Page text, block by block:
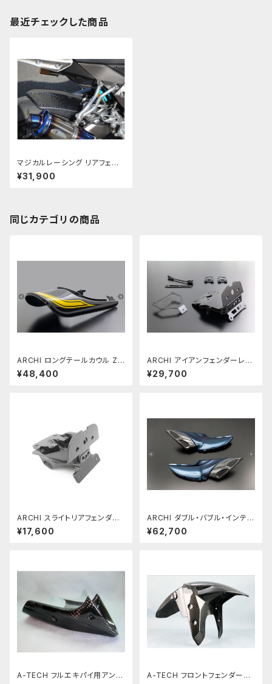
最近チェックした商品
マジカルレーシング リアフェン
ダー NINJA1000/Z1000 綾織
りカーボン
¥31,900
同じカテゴリの商品
ARCHI ロングテールカウル Z9
00RS SE メタリックディアブロ
ブラック イエローボール
¥48,400
ARCHI アイアンフェンダーレス
キット Z900RS (ARCHIロング
テールカウル専用 )
¥29,700
ARCHI スライトリアフェンダー
Z900RS (ARCHIロングテール
カウル用 )
¥17,600
ARCHI ダブル・バブル・インテー
ク(D.B.I) Z900RS キャンディ
ートーンブルー
¥62,700
A-TECH フルエキパイ用アンダ
A-TECH フロントフェンダーS